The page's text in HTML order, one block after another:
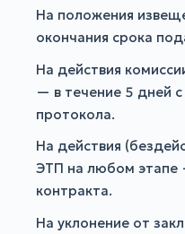
На положения
окончания срока
На действия
— в течение 5 дней
протокола.
На действия
ЭТП на любом этапе
контракта.
На уклонение от